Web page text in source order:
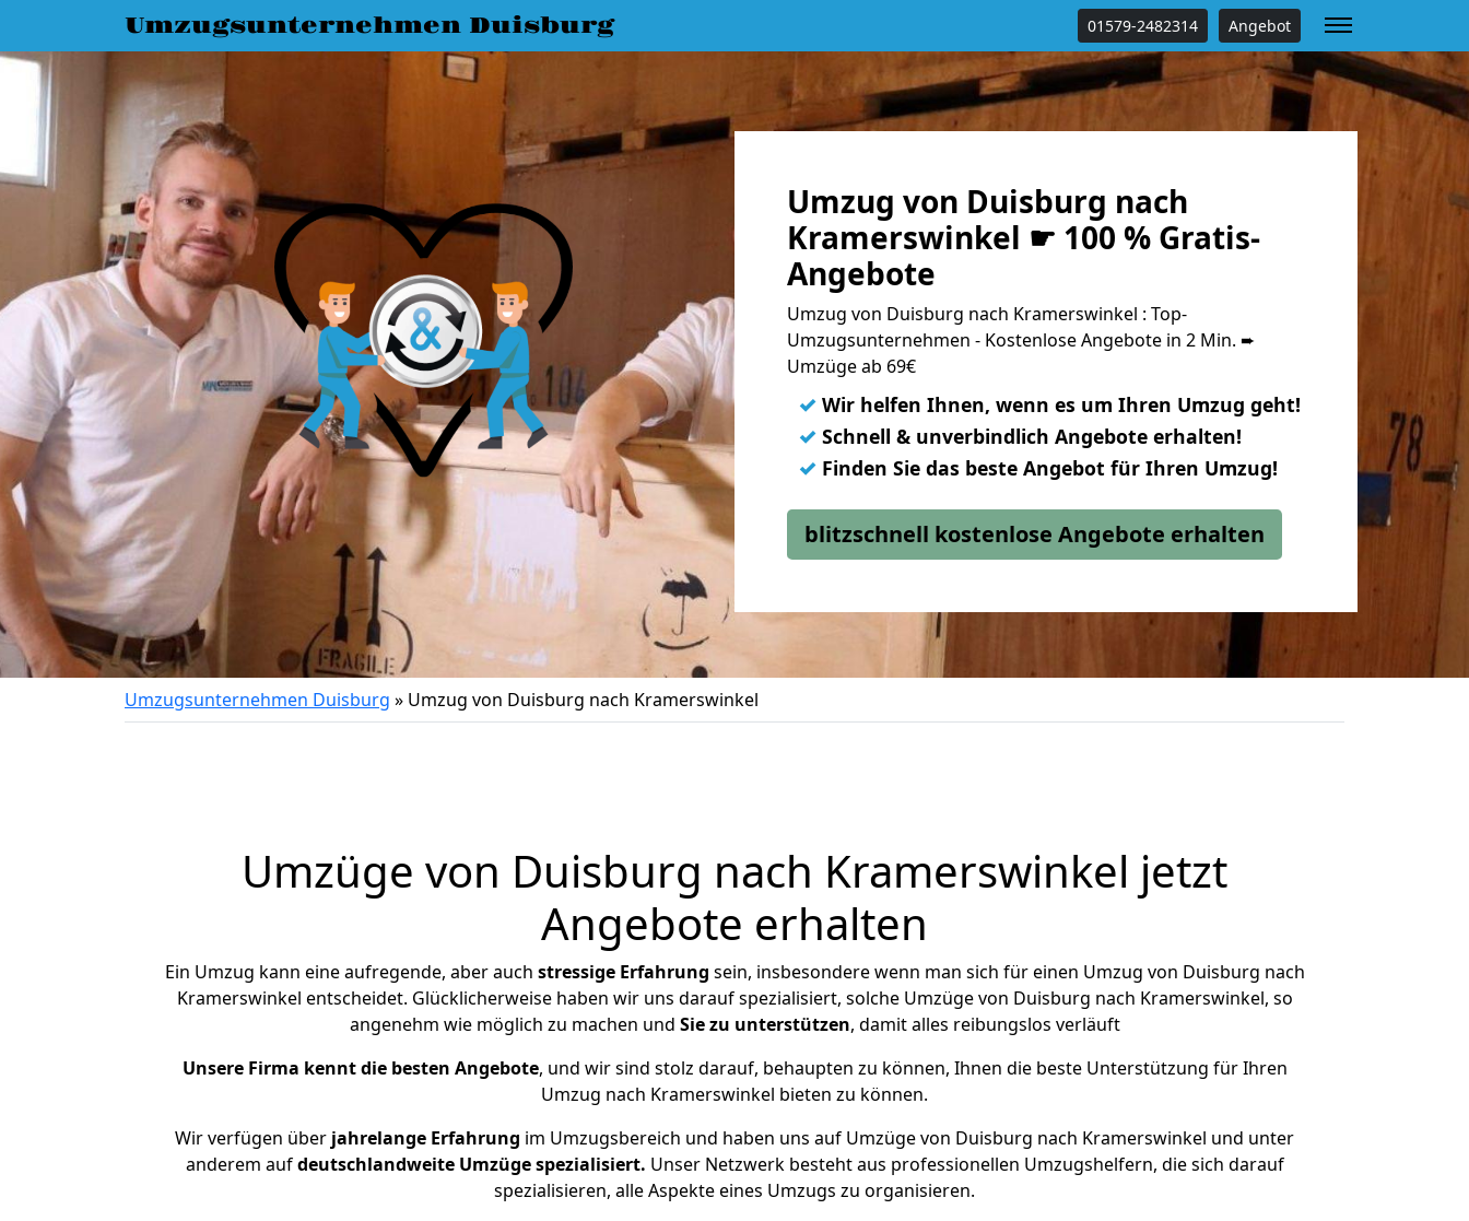
Umzugsunternehmen Duisburg 01579-2482314 Angebot
Umzug von Duisburg nach
Kramerswinkel ☛ 100 % Gratis-
Angebote
Umzug von Duisburg nach Kramerswinkel : Top-
Umzugsunternehmen - Kostenlose Angebote in 2 Min. ➨
Umzüge ab 69€
✓ Wir helfen Ihnen, wenn es um Ihren Umzug geht!
✓ Schnell & unverbindlich Angebote erhalten!
✓ Finden Sie das beste Angebot für Ihren Umzug!
blitzschnell kostenlose Angebote erhalten
Umzugsunternehmen Duisburg » Umzug von Duisburg nach Kramerswinkel
Umzüge von Duisburg nach Kramerswinkel jetzt
Angebote erhalten
Ein Umzug kann eine aufregende, aber auch stressige Erfahrung sein, insbesondere wenn man sich für einen Umzug von Duisburg nach
Kramerswinkel entscheidet. Glücklicherweise haben wir uns darauf spezialisiert, solche Umzüge von Duisburg nach Kramerswinkel, so
angenehm wie möglich zu machen und Sie zu unterstützen, damit alles reibungslos verläuft
Unsere Firma kennt die besten Angebote, und wir sind stolz darauf, behaupten zu können, Ihnen die beste Unterstützung für Ihren
Umzug nach Kramerswinkel bieten zu können.
Wir verfügen über jahrelange Erfahrung im Umzugsbereich und haben uns auf Umzüge von Duisburg nach Kramerswinkel und unter
anderem aufdeutschlandweite Umzüge spezialisiert. Unser Netzwerk besteht aus professionellen Umzugshelfern, die sich darauf
spezialisieren, alle Aspekte eines Umzugs zu organisieren.